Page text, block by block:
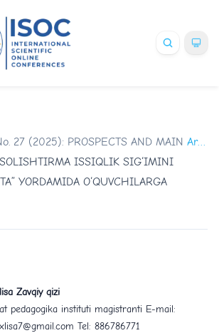
27 (2025): PROSPECTS AND MAIN
Articles
ISSIQLIK SIG‘IMINI
YORDAMIDA O‘QUVCHILARGA
Zavqiy qizi
pedagogika instituti magistranti E-mail:
Tel: 886786771